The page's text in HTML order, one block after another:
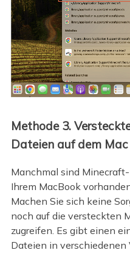
Methode 3.
Dateien auf dem
Manchmal sind
Ihrem MacBook
Machen Sie sich keine
noch auf die versteckten
zugreifen. Es gibt einen
Dateien in verschiedenen